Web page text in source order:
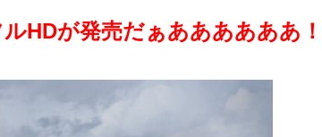
HDが発売だぁああああああ！